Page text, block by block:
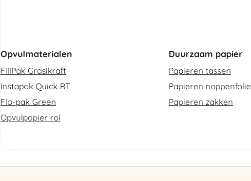
Opvulmaterialen
FillPak Grasikraft
Instapak Quick RT
Flo-pak Green
Opvulpapier rol
Duurzaam papier
Papieren tassen
Papieren noppenfolie
Papieren zakken